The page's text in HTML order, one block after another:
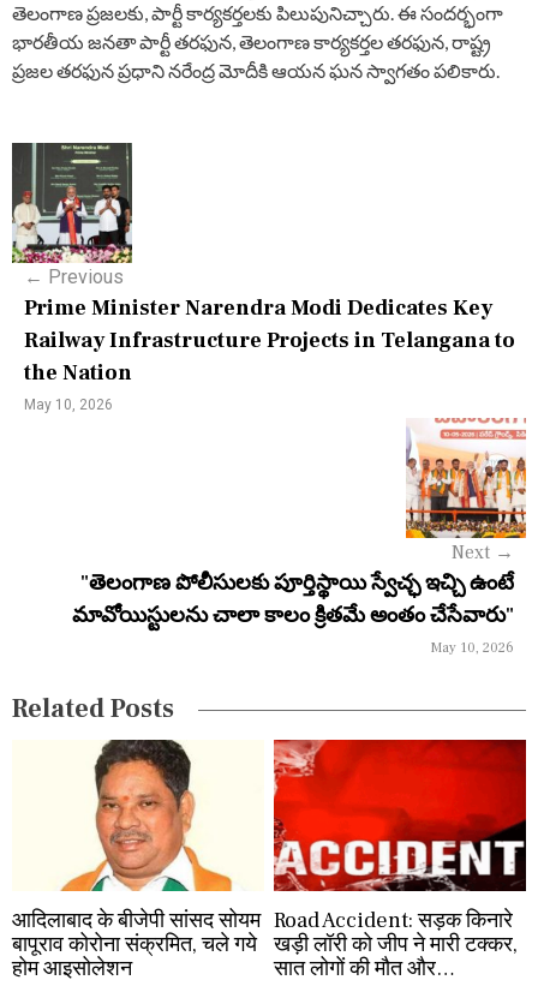
తెలంగాణ ప్రజలకు, పార్టీ కార్యకర్తలకు పిలుపునిచ్చారు. ఈ సందర్భంగా
భారతీయ జనతా పార్టీ తరఫున, తెలంగాణ కార్యకర్తల తరఫున, రాష్ట్ర
ప్రజల తరఫున ప్రధాని నరేంద్ర మోదీకి ఆయన ఘన స్వాగతం పలికారు.
o
s
n
a
n
← Previous
Prime Minister Narendra Modi Dedicates Key
Railway Infrastructure Projects in Telangana to
the Nation
May 10, 2026
Next →
"తెలంగాణ పోలీసులకు పూర్తిస్థాయి స్వేచ్ఛ ఇచ్చి ఉంటే
మావోయిస్టులను చాలా కాలం క్రితమే అంతం చేసేవారు"
May 10, 2026
Related Posts
आदिलाबाद के बीजेपी सांसद सोयम
बापूराव कोरोना संक्रमित, चले गये
होम आइसोलेशन
Road Accident: सड़क किनारे
खड़ी लॉरी को जीप ने मारी टक्कर,
सात लोगों की मौत और…